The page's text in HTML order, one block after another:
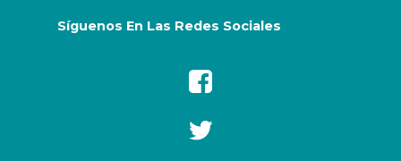
ASSITEJ Nigeria
ASSITEJ North Macedonia
Síguenos En Las Redes Sociales